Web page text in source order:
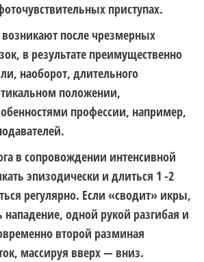
приступах.
после чрезмерных
в результате преимущественно
наоборот, длительного
положении,
профессии, например,
в сопровождении интенсивной
эпизодически и длиться 1 -2
регулярно. Если «сводит» икры,
одной рукой разгибая и
второй разминая
массируя вверх — вниз.